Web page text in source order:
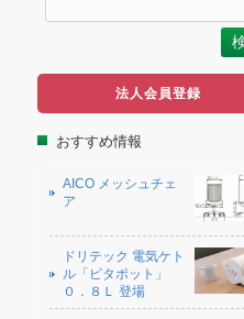
法人会員登録
おすすめ情報
AICO メッシュチェ
ア
ドリテック 電気ケト
ル「ピタポット」
０．８Ｌ 登場